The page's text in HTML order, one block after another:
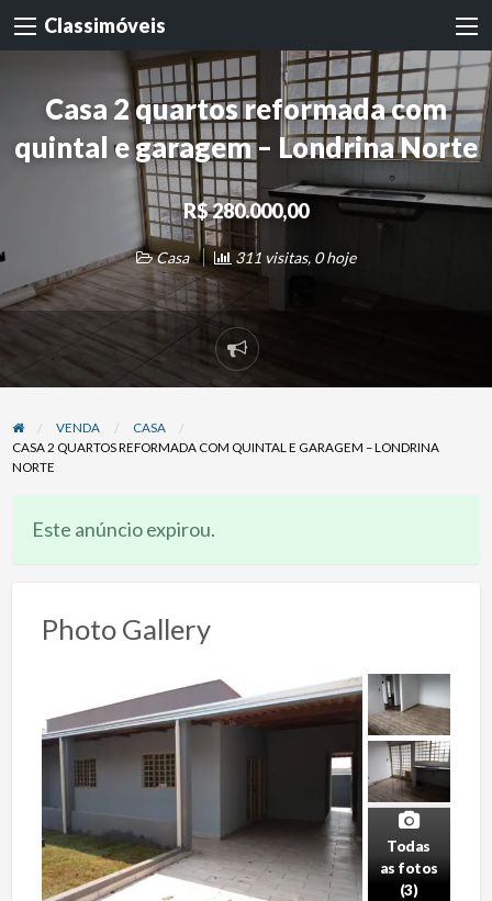
Classimóveis
Casa 2 quartos reformada com
quintal e garagem – Londrina Norte
R$ 280.000,00
Casa 311 visitas, 0 hoje
Denunciar
problema
VENDA
CASA
CASA 2 QUARTOS REFORMADA COM QUINTAL E GARAGEM – LONDRINA
NORTE
Este anúncio expirou.
Photo Gallery
Todas
as fotos
(3)